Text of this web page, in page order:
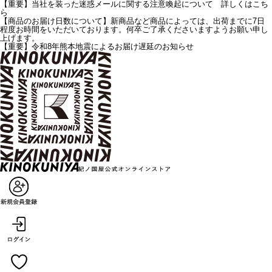
【重要】当社を装った迷惑メールに関する注意喚起について 詳しくはこち
ら
【商品のお届け日数について】新商品など商品によっては、出荷までに7日
程度お時間をいただいております。何卒ご了承くださいますようお願い申し
上げます。
【重要】令和8年熊本地震によるお届け遅延のお知らせ